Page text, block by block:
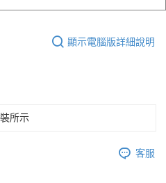
顯示電腦版詳細說明
所示
客服